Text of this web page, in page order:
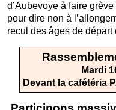
d’Aubevoye à faire
pour dire non à
recul des âges de départ
Mardi
Devant la cafétéria